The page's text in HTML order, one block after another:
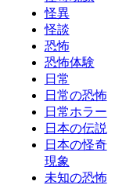
怪異
怪談
恐怖
恐怖体験
日常
日常の恐怖
日常ホラー
日本の伝説
日本の怪奇
現象
未知の恐怖